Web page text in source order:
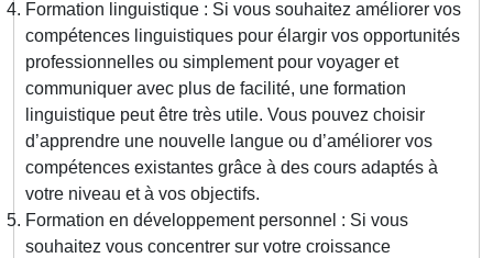
Formation linguistique : Si vous souhaitez améliorer vos
compétences linguistiques pour élargir vos opportunités
professionnelles ou simplement pour voyager et
communiquer avec plus de facilité, une formation
linguistique peut être très utile. Vous pouvez choisir
d’apprendre une nouvelle langue ou d’améliorer vos
compétences existantes grâce à des cours adaptés à
votre niveau et à vos objectifs.
Formation en développement personnel : Si vous
souhaitez vous concentrer sur votre croissance